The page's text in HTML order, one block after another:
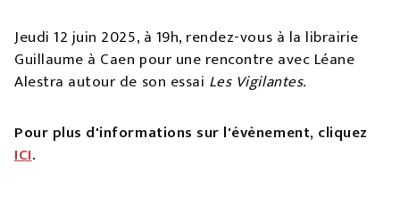
Jeudi 12 juin 2025, à 19h, rendez-vous à la librairie
Guillaume à Caen pour une rencontre avec Léane
Alestra autour de son essai Les Vigilantes.
Pour plus d'informations sur l'évènement, cliquez
ICI.